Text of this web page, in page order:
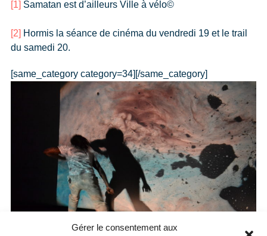
Gérer le consentement aux
[1] Samatan est d’ailleurs Ville à vélo©
[2] Hormis la séance de cinéma du vendredi 19 et le trail
du samedi 20.
[same_category category=34][/same_category]